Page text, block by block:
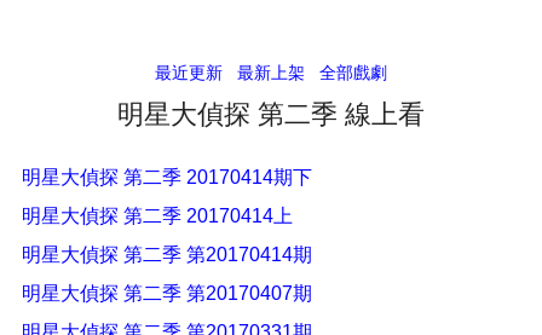
最近更新 最新上架 全部戲劇
明星大偵探 第二季 線上看
明星大偵探 第二季 20170414期下
明星大偵探 第二季 20170414上
明星大偵探 第二季 第20170414期
明星大偵探 第二季 第20170407期